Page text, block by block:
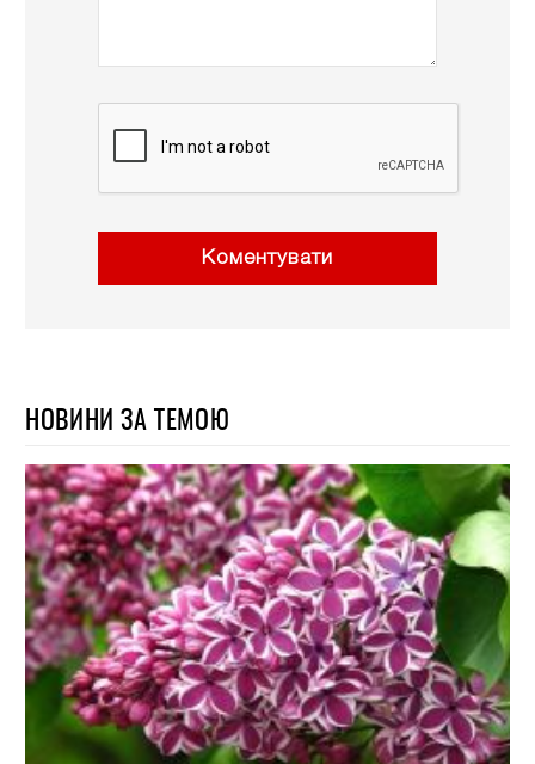
Коментувати
НОВИНИ ЗА ТЕМОЮ